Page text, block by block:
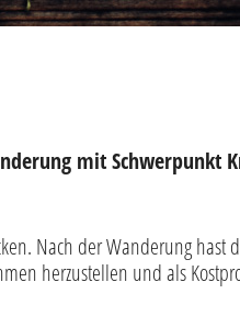
mit Schwerpunkt
Nach der Wanderung hast
herzustellen und als